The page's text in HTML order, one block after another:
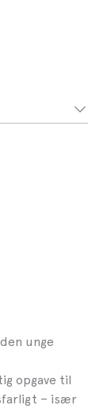
unge
opgave til
– især